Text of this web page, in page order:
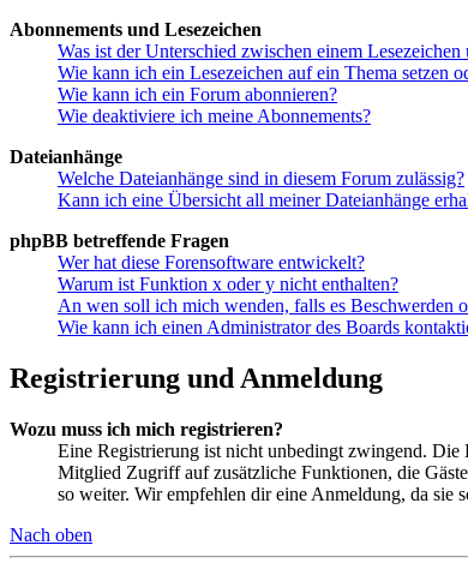
Abonnements und Lesezeichen
Was ist der Unterschied zwischen einem
Wie kann ich ein Lesezeichen auf ein Thema setzen
Wie kann ich ein Forum abonnieren?
Wie deaktiviere ich meine Abonnements?
Dateianhänge
Welche Dateianhänge sind in diesem Forum zulässig?
Kann ich eine Übersicht all meiner Dateianhänge
phpBB betreffende Fragen
Wer hat diese Forensoftware entwickelt?
Warum ist Funktion x oder y nicht enthalten?
An wen soll ich mich wenden, falls es Beschwerden
Wie kann ich einen Administrator des Boards
Registrierung und Anmeldung
Wozu muss ich mich registrieren?
Eine Registrierung ist nicht unbedingt zwingend. Die
Mitglied Zugriff auf zusätzliche Funktionen, die
so weiter. Wir empfehlen dir eine Anmeldung, da sie
Nach oben